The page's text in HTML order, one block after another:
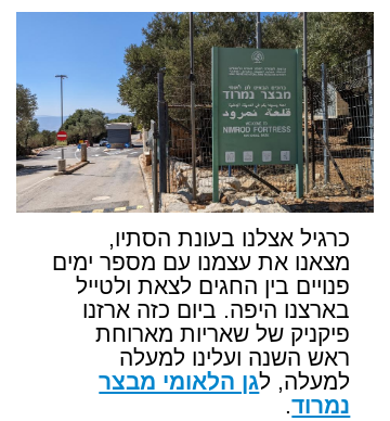
כרגיל אצלנו בעונת הסתיו,
מצאנו את עצמנו עם מספר ימים
פנויים בין החגים לצאת ולטייל
בארצנו היפה. ביום כזה ארזנו
פיקניק של שאריות מארוחת
ראש השנה ועלינו למעלה
למעלה, לגן הלאומי מבצר
נמרוד.